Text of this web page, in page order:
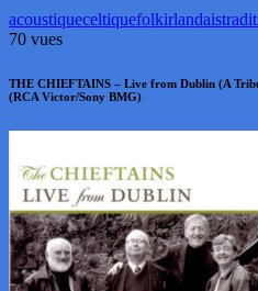
acoustiqueceltiquefolkirlandais
70 vues
THE CHIEFTAINS – Live from Dublin (A
(RCA Victor/Sony BMG)